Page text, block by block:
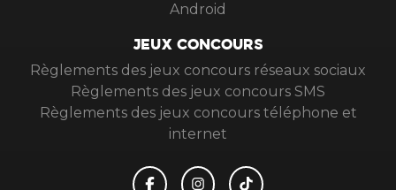
Android
JEUX CONCOURS
Règlements des jeux concours réseaux sociaux
Règlements des jeux concours SMS
Règlements des jeux concours téléphone et
internet